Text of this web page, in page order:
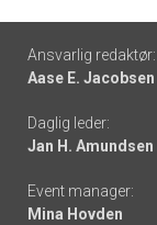
Footer
-
links
Ansvarlig redaktør:
Aase E. Jacobsen
Daglig leder:
Jan H. Amundsen
Event manager:
Mina Hovden